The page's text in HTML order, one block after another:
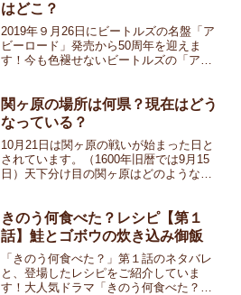
はどこ？
2019年９月26日にビートルズの名盤「ア
ビーロード」発売から50周年を迎えま
す！今も色褪せないビートルズの「アビ
う？また、先に8月8日にも「アビーロー
ド」５０周年のイベ...
関ヶ原の場所は何県？現在はどう
なっている？
10月21日は関ヶ原の戦いが始まった日と
されています。（1600年旧暦では9月15
日）天下分け目の関ヶ原はどのようなも
は今の何県なのか？関ヶ原の現在はどう
なっているのか...
きのう何食べた？レシピ【第１
話】鮭とゴボウの炊き込み御飯
「きのう何食べた？」第１話のネタバレ
と、登場したレシピをご紹介していま
す！大人気ドラマ「きのう何食べた？」